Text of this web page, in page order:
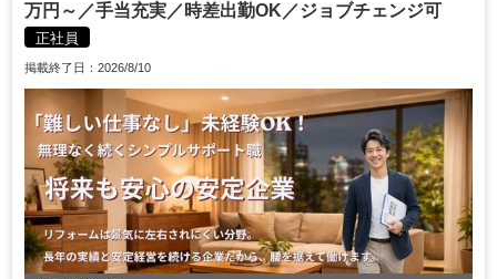
万円～／手当充実／時差出勤OK／ジョブチェンジ可
正社員
掲載終了日：2026/8/10